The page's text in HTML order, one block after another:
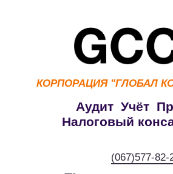
КОРПОРАЦИЯ "ГЛОБАЛ
Аудит Учёт
Налоговый
(067)577-82-